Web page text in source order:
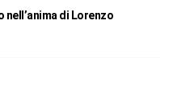
nell’anima di Lorenzo